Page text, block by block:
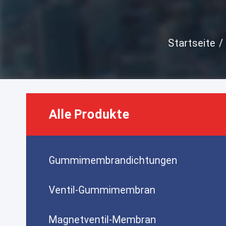
Startseite /
Alle Produkte
Gummimembrandichtungen
Ventil-Gummimembran
Magnetventil-Membran